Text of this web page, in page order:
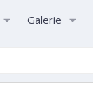
Galerie